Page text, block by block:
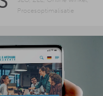
Procesoptimalisatie